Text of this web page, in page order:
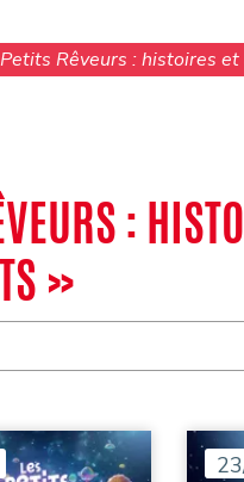
Rêveurs : histoires
:
»